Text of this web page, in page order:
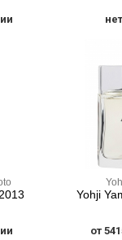
Yohji
от